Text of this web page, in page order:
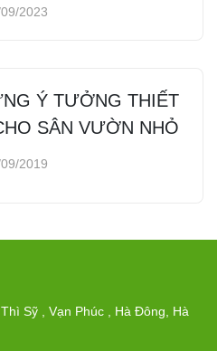
2023
Ý TƯỞNG THIẾT
SÂN VƯỜN NHỎ
2019
Sỹ , Vạn Phúc , Hà Đông, Hà